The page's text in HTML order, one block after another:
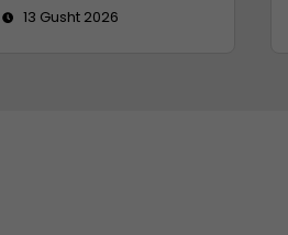
13 Gusht 2026